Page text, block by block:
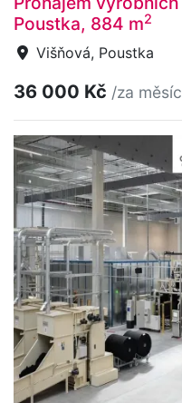
Poustka, 884 m2
Višňová, Poustka
36 000 Kč /za měsíc